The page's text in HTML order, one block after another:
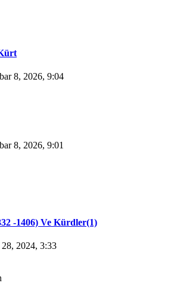
8, 2026, 9:04
8, 2026, 9:01
-1406) Ve Kürdler(1)
28, 2024, 3:33